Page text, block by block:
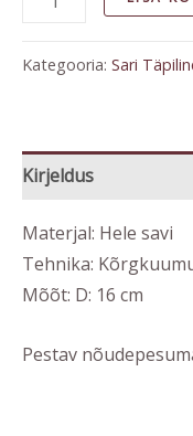
Kategooria: Sari
Kirjeldus
Materjal: Hele savi
Tehnika:
Mõõt: D: 16 cm
Pestav